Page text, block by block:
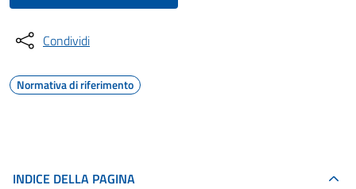
Condividi
Normativa di riferimento
INDICE DELLA PAGINA